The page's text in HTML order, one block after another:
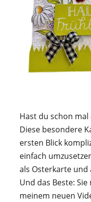
Hast du schon mal
Diese besondere
ersten Blick
einfach
als Osterkarte und
Und das Beste:
meinem neuen